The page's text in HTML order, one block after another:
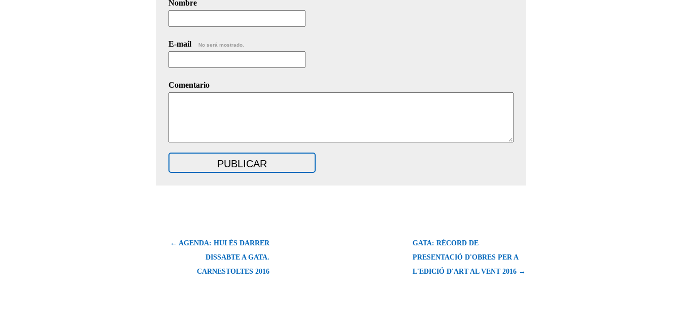
Nombre
E-mail No será mostrado.
Comentario
← AGENDA: HUI ÉS DARRER
DISSABTE A GATA.
CARNESTOLTES 2016
GATA: RÉCORD DE
PRESENTACIÓ D'OBRES PER A
L'EDICIÓ D'ART AL VENT 2016 →